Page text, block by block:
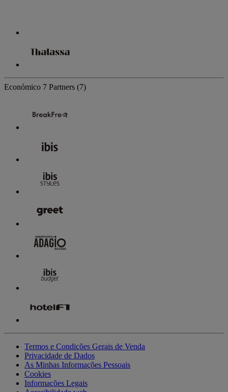
Económico 7 Partners (7)
Termos e Condições Gerais de Venda
Privacidade de Dados
As Minhas Informações Pessoais
Cookies
Informações Legais